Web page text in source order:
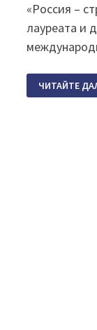
«Россия –
лауреата и
«КРАСКИ
МИРА»
МИРЫ
ЧИТАЙТЕ